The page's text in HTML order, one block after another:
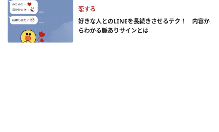
恋する
好きな人とのLINEを長続きさせるテク！ 内容か
らわかる脈ありサインとは